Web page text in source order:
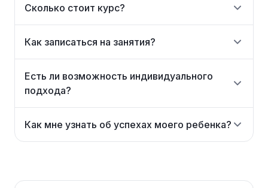
Сколько стоит курс?
Как записаться на занятия?
Есть ли возможность индивидуального
подхода?
Как мне узнать об успехах моего ребенка?